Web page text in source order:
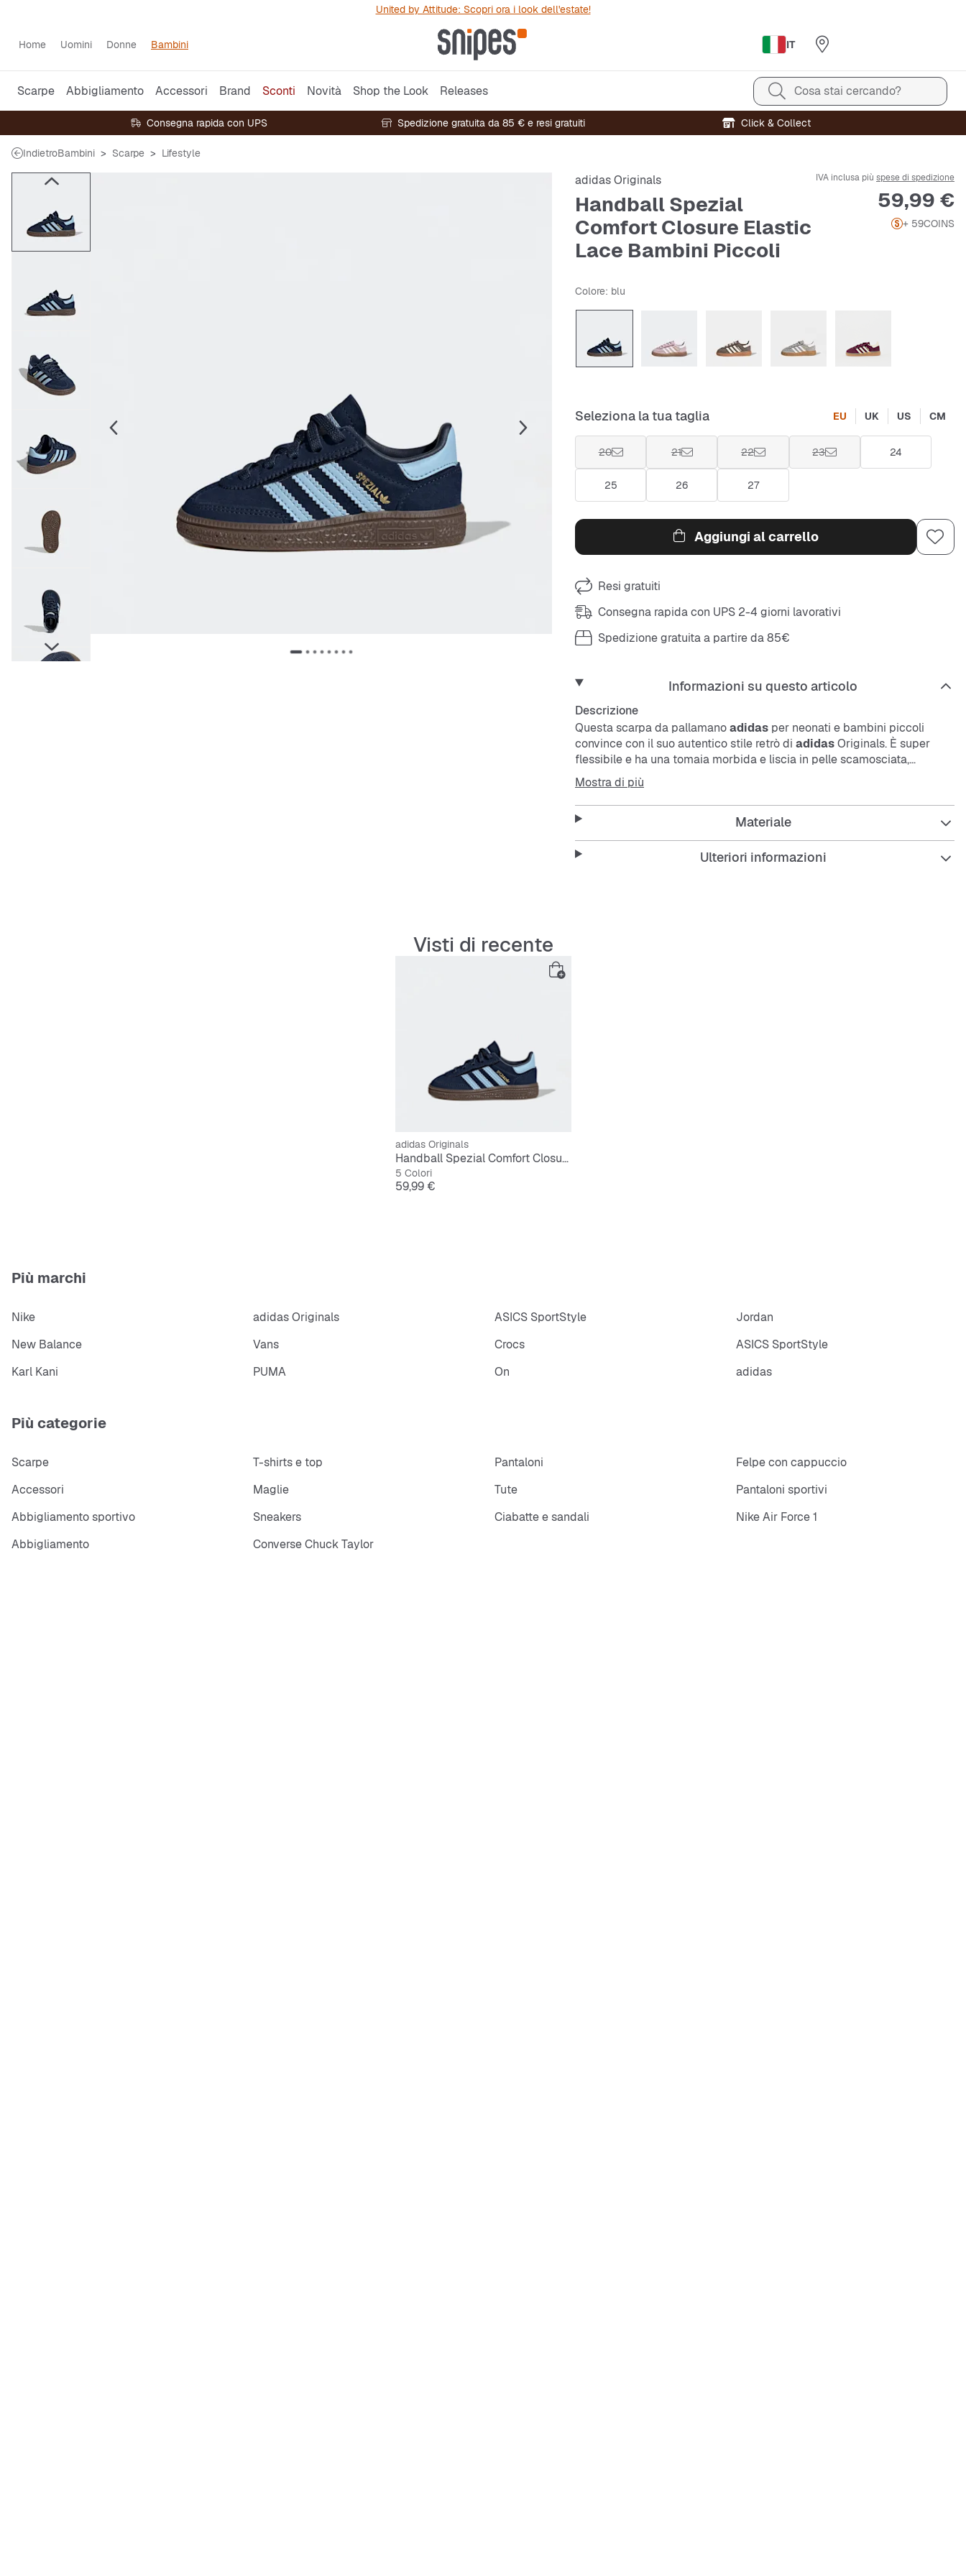
United by Attitude: Scopri ora i look dell'estate!
Home Uomini Donne Bambini IT
Scarpe Abbigliamento Accessori Brand Sconti Novità Shop the Look Releases Cosa stai cercando?
Consegna rapida con UPS Spedizione gratuita da 85 € e resi gratuiti Click & Collect
IndietroBambini Scarpe Lifestyle
adidas Originals
Handball Spezial
Comfort Closure Elastic
Lace Bambini Piccoli
IVA inclusa più spese di spedizione
Prezzo
59,99 €
+ 59COINS
Colore: blu
Seleziona la tua taglia EU UK US CM
20 21 22 23 24
25 26 27
Aggiungi al carrello
Resi gratuiti
Consegna rapida con UPS 2-4 giorni lavorativi
Spedizione gratuita a partire da 85€
Informazioni su questo articolo
Descrizione
Questa scarpa da pallamanoadidas per neonati e bambini piccoli
convince con il suo autentico stile retrò di adidasOriginals. È super
flessibile e ha una tomaia morbida e liscia in pelle scamosciata,
comoda e resistente all'uso quotidiano. I lacci elastici permettono di
indossarla e toglierla facilmente. Porta con te il riconoscibile vibe
vintage diadidas, che farà sorridere anche la prossima generazione di
trendsetter.
Mostra di più
Materiale
Ulteriori informazioni
Visti di recente
adidas Originals
Handball Spezial Comfort Closure Elastic Lace Bambini Piccoli
5 Colori
Prezzo
59,99 €
Più marchi
Nike adidas Originals ASICS SportStyle
Jordan
New Balance
Vans Crocs
ASICS SportStyle
Karl Kani
PUMA On adidas
Più categorie
Scarpe T-shirts e top Pantaloni
Felpe con cappuccio
Accessori
Maglie Tute
Pantaloni sportivi
Abbigliamento sportivo
Sneakers Ciabatte e sandali
Nike Air Force 1
Abbigliamento
Converse Chuck Taylor